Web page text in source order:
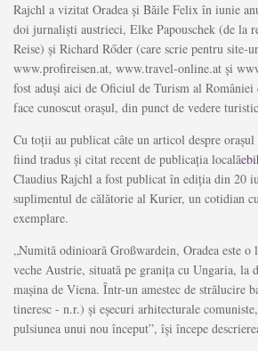
Rajchl a vizitat Oradea şi Băile Felix în iunie
doi jurnalişti austrieci, Elke Papouschek (de la
Reise) şi Richard Rőder (care scrie pentru site-
www.profireisen.at, www.travel-online.at şi
fost aduşi aici de Oficiul de Turism al
face cunoscut oraşul, din punct de vedere
Cu toţii au publicat câte un articol despre
fiind tradus şi citat recent de publicaţia locală
Claudius Rajchl a fost publicat în ediţia din 20
suplimentul de călătorie al Kurier, un cotidian
exemplare.
„Numită odinioară Großwardein, Oradea este o
veche Austrie, situată pe graniţa cu Ungaria, la
maşina de Viena. Într-un amestec de strălucire
tineresc - n.r.) şi eşecuri arhitecturale
pulsiunea unui nou început”, îşi începe